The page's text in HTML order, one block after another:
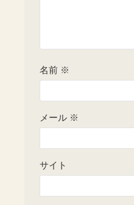
名前 ※
メール ※
サイト